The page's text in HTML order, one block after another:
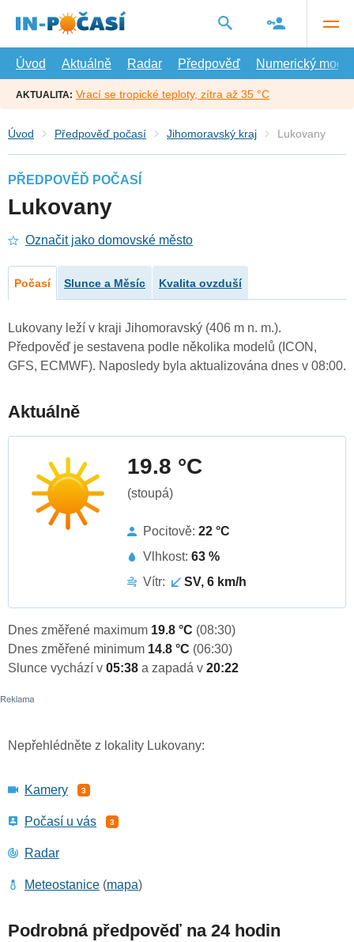
hlavní
Úvod
Aktuálně Radar Předpověď Numerický model
AKTUALITA: Vrací se tropické teploty, zítra až 35 °C
Úvod Předpověď počasí Jihomoravský kraj Lukovany
PŘEDPOVĚĎ POČASÍ
Lukovany
Označit jako domovské město
Počasí Slunce a Měsíc Kvalita ovzduší
Lukovany leží v kraji Jihomoravský (406 m n. m.).
Předpověď je sestavena podle několika modelů (ICON,
GFS, ECMWF). Naposledy byla aktualizována dnes v 08:00.
Aktuálně
19.8 °C
(stoupá)
Pocitově: 22 °C
Vlhkost: 63 %
Vítr:
SV, 6 km/h
Dnes změřené maximum 19.8 °C (08:30)
Dnes změřené minimum 14.8 °C (06:30)
Slunce vychází v 05:38 a zapadá v 20:22
Nepřehlédněte z lokality Lukovany:
Kamery 3
Počasí u vás 3
Radar
Meteostanice (mapa)
Podrobná předpověď na 24 hodin